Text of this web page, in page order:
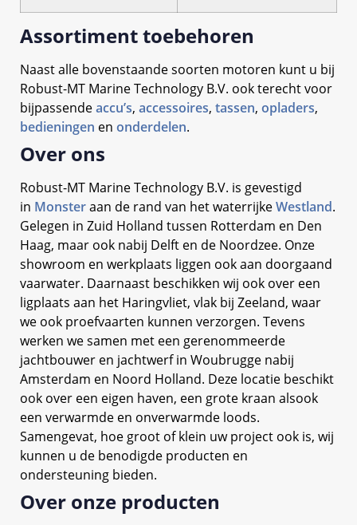
Assortiment toebehoren
Naast alle bovenstaande soorten motoren kunt u bij
Robust-MT Marine Technology B.V. ook terecht voor
bijpassendeaccu’s, accessoires, tassen, opladers,
bedieningen en onderdelen.
Over ons
Robust-MT Marine Technology B.V. is gevestigd
in Monsteraan de rand van het waterrijkeWestland.
Gelegen in Zuid Holland tussen Rotterdam en Den
Haag, maar ook nabij Delft en de Noordzee. Onze
showroom en werkplaats liggen ook aan doorgaand
vaarwater. Daarnaast beschikken wij ook over een
ligplaats aan het Haringvliet, vlak bij Zeeland, waar
we ook proefvaarten kunnen verzorgen. Tevens
werken we samen met een gerenommeerde
jachtbouwer en jachtwerf in Woubrugge nabij
Amsterdam en Noord Holland. Deze locatie beschikt
ook over een eigen haven, een grote kraan alsook
een verwarmde en onverwarmde loods.
Samengevat, hoe groot of klein uw project ook is, wij
kunnen u de benodigde producten en
ondersteuning bieden.
Over onze producten